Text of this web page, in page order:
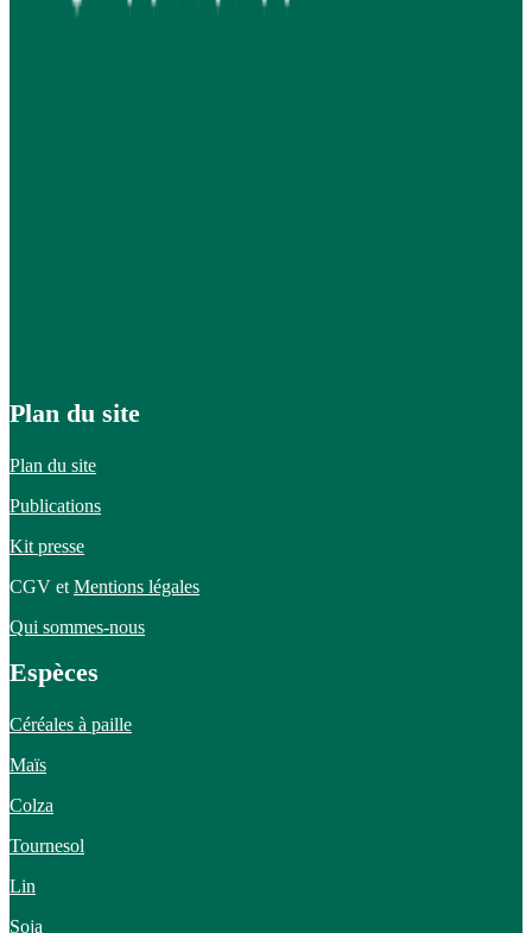
Plan du site
Plan du site
Publications
Kit presse
CGV et Mentions légales
Qui sommes-nous
Espèces
Céréales à paille
Maïs
Colza
Tournesol
Lin
Soja